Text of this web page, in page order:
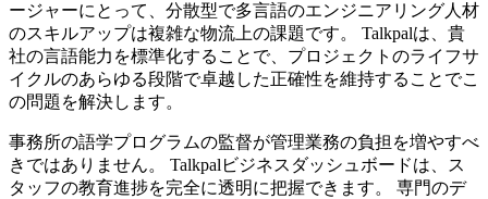
ージャーにとって、分散型で多言語のエンジニアリング人材
のスキルアップは複雑な物流上の課題です。 Talkpalは、貴
社の言語能力を標準化することで、プロジェクトのライフサ
イクルのあらゆる段階で卓越した正確性を維持することでこ
の問題を解決します。
事務所の語学プログラムの監督が管理業務の負担を増やすべ
きではありません。 Talkpalビジネスダッシュボードは、ス
タッフの教育進捗を完全に透明に把握できます。 専門のデ